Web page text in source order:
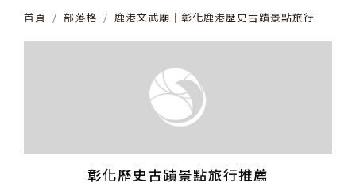
其他活動
首頁 部落格 鹿港文武廟│彰化鹿港歷史古蹟景點旅行
彰化歷史古蹟景點旅行推薦